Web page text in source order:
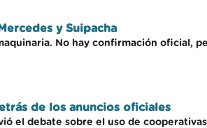
y Suipacha
No hay confirmación oficial,
de los anuncios oficiales
el debate sobre el uso de